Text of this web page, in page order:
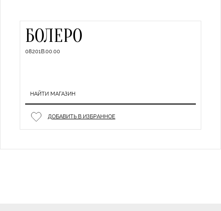
БОЛЕРО
08201B.00.00
НАЙТИ МАГАЗИН
ДОБАВИТЬ В ИЗБРАННОЕ